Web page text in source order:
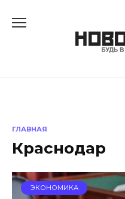
ГЛАВНАЯ
Краснодар
ЭКОНОМИКА